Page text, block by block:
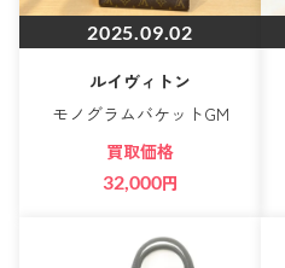
2025.09.02
ルイヴィトン
モノグラムバケットGM
買取価格
32,000円